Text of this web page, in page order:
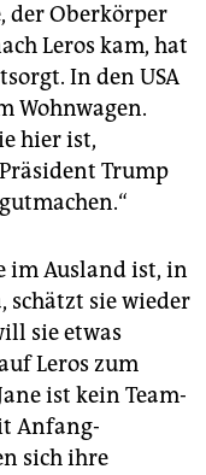
der Oberkörper
Leros kam, hat
In den USA
Wohnwagen.
hier ist,
Trump
im Ausland ist, in
schätzt sie wieder
sie etwas
Leros zum
ist kein Team­
Anfang-
sich ihre